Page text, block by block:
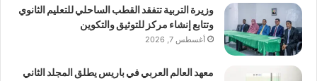
وزيرة التربية تتفقد القطب الساحلي للتعليم الثانوي
وتتابع إنشاء مركز للتوثيق والتكوين
أغسطس 7, 2026
معهد العالم العربي في باريس يطلق المجلد الثاني